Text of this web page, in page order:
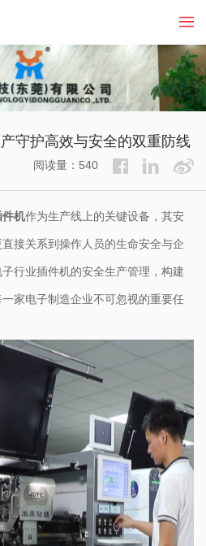
守护高效与安全的双重防线
阅读量：540
机作为生产线上的关键设备，其安
接关系到操作人员的生命安全与企
行业插件机的安全生产管理，构建
家电子制造企业不可忽视的重要任